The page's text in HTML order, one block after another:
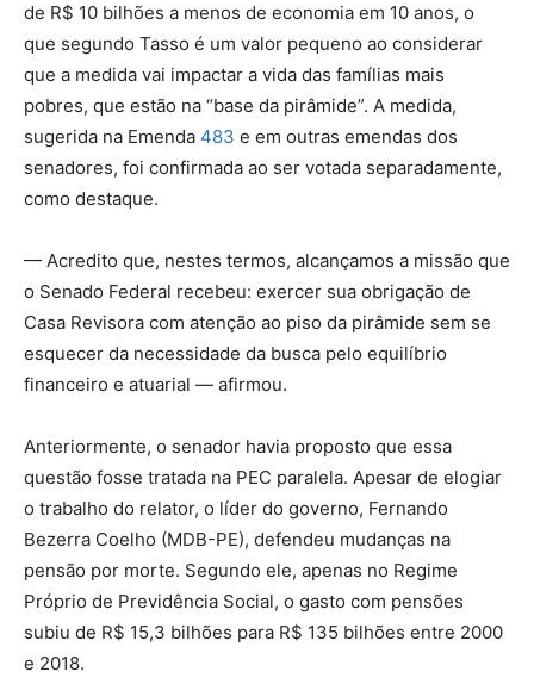
de R$ 10 bilhões a menos de economia em 10 anos, o
que segundo Tasso é um valor pequeno ao considerar
que a medida vai impactar a vida das famílias mais
pobres, que estão na “base da pirâmide”. A medida,
sugerida na Emenda 483 e em outras emendas dos
senadores, foi confirmada ao ser votada separadamente,
como destaque.
— Acredito que, nestes termos, alcançamos a missão que
o Senado Federal recebeu: exercer sua obrigação de
Casa Revisora com atenção ao piso da pirâmide sem se
esquecer da necessidade da busca pelo equilíbrio
financeiro e atuarial — afirmou.
Anteriormente, o senador havia proposto que essa
questão fosse tratada na PEC paralela. Apesar de elogiar
o trabalho do relator, o líder do governo, Fernando
Bezerra Coelho (MDB-PE), defendeu mudanças na
pensão por morte. Segundo ele, apenas no Regime
Próprio de Previdência Social, o gasto com pensões
subiu de R$ 15,3 bilhões para R$ 135 bilhões entre 2000
e 2018.